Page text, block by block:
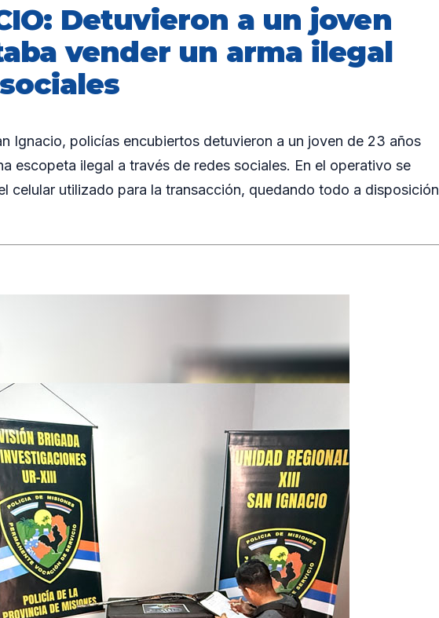
Detuvieron a un joven
vender un arma ilegal
Ignacio, policías encubiertos detuvieron a un joven de 23 años
escopeta ilegal a través de redes sociales. En el operativo se
celular utilizado para la transacción, quedando todo a disposición